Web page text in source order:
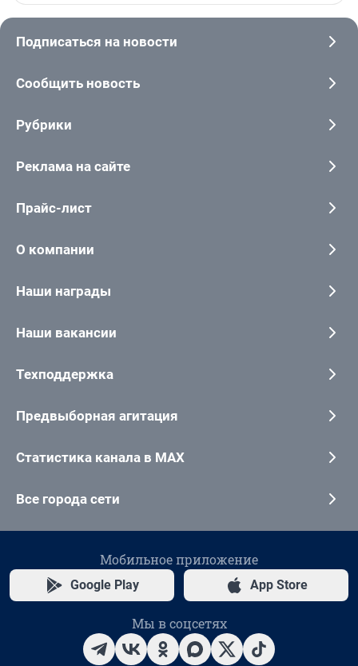
Подписаться на новости
Сообщить новость
Рубрики
Реклама на сайте
Прайс-лист
О компании
Наши награды
Наши вакансии
Техподдержка
Предвыборная агитация
Статистика канала в MAX
Все города сети
Мобильное приложение
Google Play App Store
Мы в соцсетях